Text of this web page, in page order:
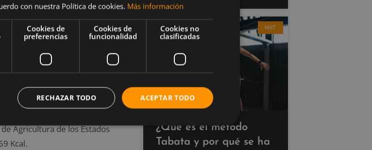
10.000, en los
Agricultura de los Estados
Kcal.
HIIT
¿Qué es el método
Tabata y por qué se ha
con nuestra Política de cookies. Más información
Cookies de
preferencias
Cookies de
funcionalidad
Cookies no
clasificadas
ACEPTAR TODO
RECHAZAR TODO